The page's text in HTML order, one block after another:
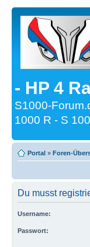
- HP 4
S1000-
1000 R - S
Portal » Foren-
Du musst
Username:
Passwort: